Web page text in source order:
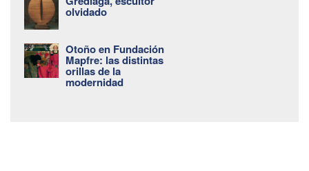
olvidado
Otoño en Fundación
Mapfre: las distintas
orillas de la
modernidad